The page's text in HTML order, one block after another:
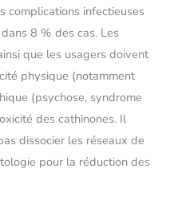
complications infectieuses
8 % des cas. Les
que les usagers doivent
physique (notamment
(psychose, syndrome
des cathinones. Il
dissocier les réseaux de
pour la réduction des